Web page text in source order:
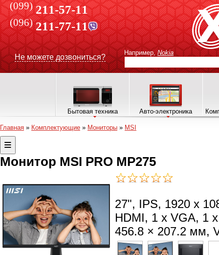
(099) 211-57-11
(096)211-77-11
Не можете дозвониться?
Например, Nokia
Бытовая техника Авто-электроника
Главная » Комплектующие » Мониторы » MSI
Монитор MSI PRO MP275
27", IPS, 1920 x
HDMI, 1 х VGA, 1
456.8 × 207.2 мм,